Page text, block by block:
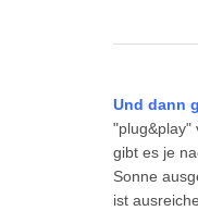
Und dann
"plug&play"
gibt es je
Sonne
ist